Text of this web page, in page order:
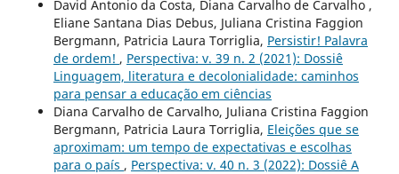
David Antonio da Costa, Diana Carvalho de Carvalho ,
Eliane Santana Dias Debus, Juliana Cristina Faggion
Bergmann, Patricia Laura Torriglia, Persistir! Palavra
de ordem! , Perspectiva: v. 39 n. 2 (2021): Dossiê
Linguagem, literatura e decolonialidade: caminhos
para pensar a educação em ciências
Diana Carvalho de Carvalho, Juliana Cristina Faggion
Bergmann, Patricia Laura Torriglia, Eleições que se
aproximam: um tempo de expectativas e escolhas
para o país , Perspectiva: v. 40 n. 3 (2022): Dossiê A